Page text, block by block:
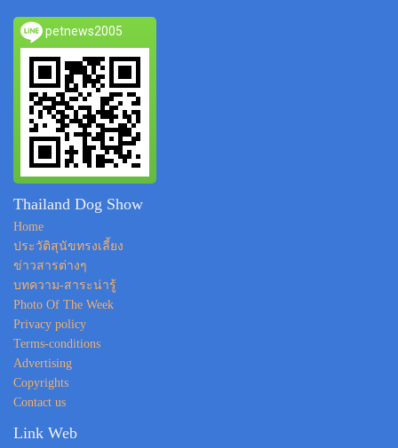
petnews2005
Thailand Dog Show
Home
ประวัติสุนัขทรงเลี้ยง
ข่าวสารต่างๆ
บทความ-สาระน่ารู้
Photo Of The Week
Privacy policy
Terms-conditions
Advertising
Copyrights
Contact us
Link Web